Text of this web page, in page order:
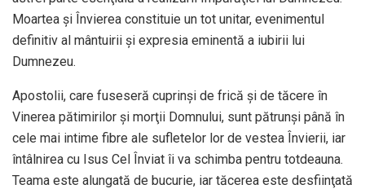
Moartea și Învierea constituie un tot unitar, evenimentul
definitiv al mântuirii și expresia eminentă a iubirii lui
Dumnezeu.
Apostolii, care fuseseră cuprinși de frică și de tăcere în
Vinerea pătimirilor și morţii Domnului, sunt pătrunși până în
cele mai intime fibre ale sufletelor lor de vestea Învierii, iar
întâlnirea cu Isus Cel Înviat îi va schimba pentru totdeauna.
Teama este alungată de bucurie, iar tăcerea este desfiinţată